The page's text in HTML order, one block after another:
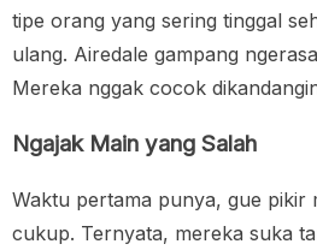
tipe orang yang sering tinggal
ulang. Airedale gampang
Mereka nggak cocok
Ngajak Main yang Salah
Waktu pertama punya, gue pikir
cukup. Ternyata, mereka suka